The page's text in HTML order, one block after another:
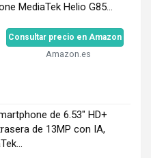
MediaTek Helio G85...
Consultar precio en Amazon
Amazon.es
de 6.53" HD+
de 13MP con IA,